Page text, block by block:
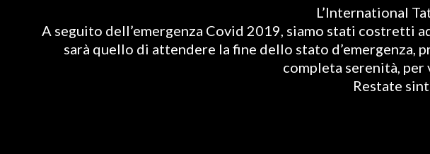
L’International
A seguito dell’emergenza Covid 2019, siamo stati costretti
sarà quello di attendere la fine dello stato
completa serenità,
Restate